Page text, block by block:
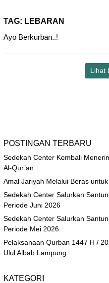
TAG: LEBARAN
Ayo Berkurban..!
Lihat
POSTINGAN TERBARU
Sedekah Center Kembali
Al-Qur’an
Amal Jariyah Melalui Beras
Sedekah Center Salurkan
Periode Juni 2026
Sedekah Center Salurkan
Periode Mei 2026
Pelaksanaan Qurban 1447 H /
Ulul Albab Lampung
KATEGORI